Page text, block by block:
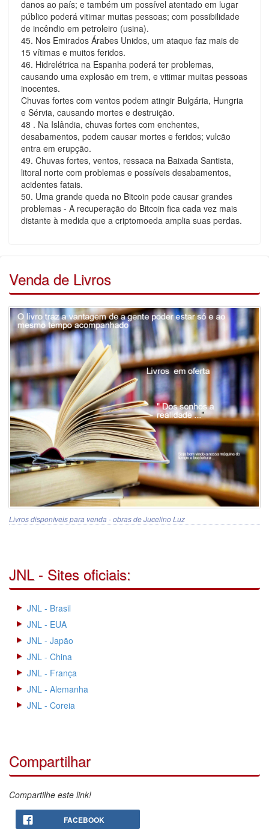
danos ao país; e também um possível atentado em lugar
público poderá vitimar muitas pessoas; com possibilidade
de incêndio em petroleiro (usina).
45. Nos Emirados Árabes Unidos, um ataque faz mais de
15 vítimas e muitos feridos.
46. Hidrelétrica na Espanha poderá ter problemas,
causando uma explosão em trem, e vitimar muitas pessoas
inocentes.
Chuvas fortes com ventos podem atingir Bulgária, Hungria
e Sérvia, causando mortes e destruição.
48 . Na Islândia, chuvas fortes com enchentes,
desabamentos, podem causar mortes e feridos; vulcão
entra em erupção.
49. Chuvas fortes, ventos, ressaca na Baixada Santista,
litoral norte com problemas e possíveis desabamentos,
acidentes fatais.
50. Uma grande queda no Bitcoin pode causar grandes
problemas - A recuperação do Bitcoin fica cada vez mais
distante à medida que a criptomoeda amplia suas perdas.
Venda de Livros
Livros disponíveis para venda - obras de Jucelino Luz
JNL - Sites oficiais:
JNL - Brasil
JNL - EUA
JNL - Japão
JNL - China
JNL - França
JNL - Alemanha
JNL - Coreia
Compartilhar
Compartilhe este link!
FACEBOOK